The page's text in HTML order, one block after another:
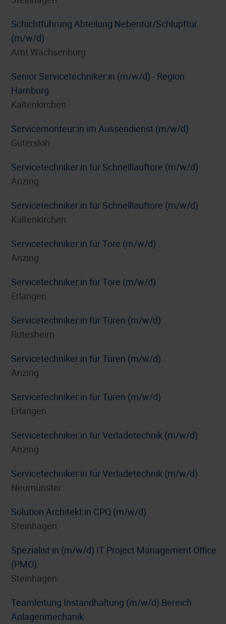
Schichtführung Abteilung Nebentür/Schlupftür
(m/w/d)
Amt Wachsenburg
Senior Servicetechniker:in (m/w/d) - Region
Hamburg
Kaltenkirchen
Servicemonteur:in im Aussendienst (m/w/d)
Gütersloh
Servicetechniker:in für Schnelllauftore (m/w/d)
Anzing
Servicetechniker:in für Schnelllauftore (m/w/d)
Kaltenkirchen
Servicetechniker:in für Tore (m/w/d)
Anzing
Servicetechniker:in für Tore (m/w/d)
Erlangen
Servicetechniker:in für Türen (m/w/d)
Rutesheim
Servicetechniker:in für Türen (m/w/d)
Anzing
Servicetechniker:in für Türen (m/w/d)
Erlangen
Servicetechniker:in für Verladetechnik (m/w/d)
Anzing
Servicetechniker:in für Verladetechnik (m/w/d)
Neumünster
Solution Architekt:in CPQ (m/w/d)
Steinhagen
Spezialist:in (m/w/d) IT Project Management Office
(PMO)
Steinhagen
Teamleitung Instandhaltung (m/w/d) Bereich
Anlagenmechanik